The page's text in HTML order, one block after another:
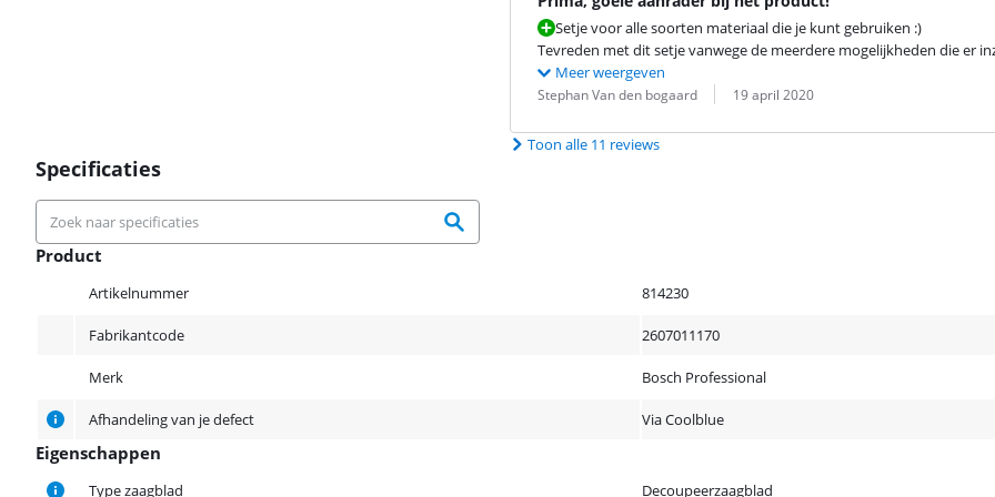
Setje voor alle soorten materiaal die je kunt gebruiken :)
Tevreden met dit setje vanwege de meerdere mogelijkheden die er
Meer weergeven
Beoordeling door:
Stephan Van den bogaard
Datum: 19 april 2020
Toon alle 11 reviews
Specificaties
Product
Artikelnummer 814230
Fabrikantcode 2607011170
Merk Bosch Professional
Afhandeling van je defect Via Coolblue
Eigenschappen
Eigenschappen
Type zaagblad Decoupeerzaagblad